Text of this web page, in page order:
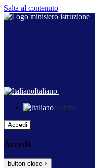
Salta al contenuto
Italiano
Italiano
Accedi
Accedi
button close ×